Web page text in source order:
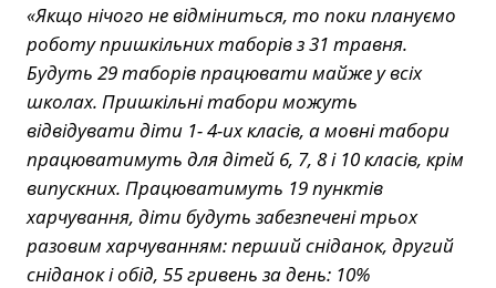
«Якщо нічого не відміниться, то поки плануємо
роботу пришкільних таборів з 31 травня.
Будуть 29 таборів працювати майже у всіх
школах. Пришкільні табори можуть
відвідувати діти 1- 4-их класів, а мовні табори
працюватимуть для дітей 6, 7, 8 і 10 класів, крім
випускних. Працюватимуть 19 пунктів
харчування, діти будуть забезпечені трьох
разовим харчуванням: перший сніданок, другий
сніданок і обід, 55 гривень за день: 10%